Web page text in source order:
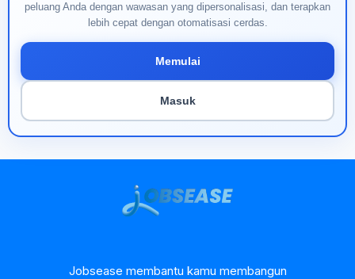
peluang Anda dengan wawasan yang dipersonalisasi, dan terapkan
lebih cepat dengan otomatisasi cerdas.
Memulai
Masuk
Jobsease membantu kamu membangun